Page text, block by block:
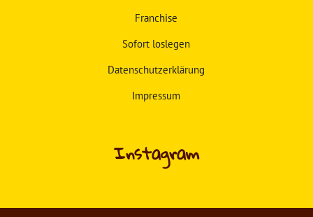
Franchise
Sofort loslegen
Datenschutzerklärung
Impressum
Instagram